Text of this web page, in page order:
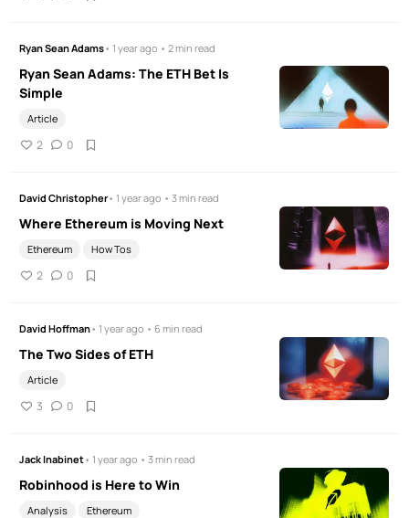
Ryan Sean Adams• 1 year ago • 2 min read
Ryan Sean Adams: The ETH Bet Is
Simple
Article
2 0
David Christopher• 1 year ago • 3 min read
Where Ethereum is Moving Next
Ethereum How Tos
2 0
David Hoffman• 1 year ago • 6 min read
The Two Sides of ETH
Article
3 0
Jack Inabinet• 1 year ago • 3 min read
Robinhood is Here to Win
Analysis Ethereum